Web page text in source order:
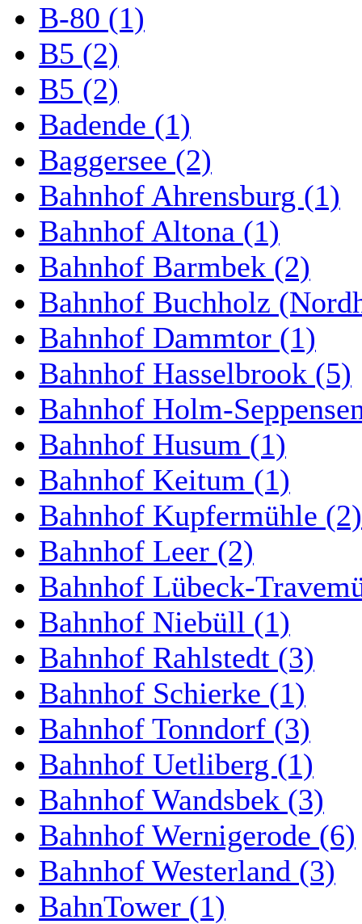
B-80 (1)
B5 (2)
B5 (2)
Badende (1)
Baggersee (2)
Bahnhof Ahrensburg (1)
Bahnhof Altona (1)
Bahnhof Barmbek (2)
Bahnhof Buchholz
Bahnhof Dammtor (1)
Bahnhof Hasselbrook (5)
Bahnhof Holm-
Bahnhof Husum (1)
Bahnhof Keitum (1)
Bahnhof Kupfermühle (2)
Bahnhof Leer (2)
Bahnhof Lübeck-
Bahnhof Niebüll (1)
Bahnhof Rahlstedt (3)
Bahnhof Schierke (1)
Bahnhof Tonndorf (3)
Bahnhof Uetliberg (1)
Bahnhof Wandsbek (3)
Bahnhof Wernigerode (6)
Bahnhof Westerland (3)
BahnTower (1)